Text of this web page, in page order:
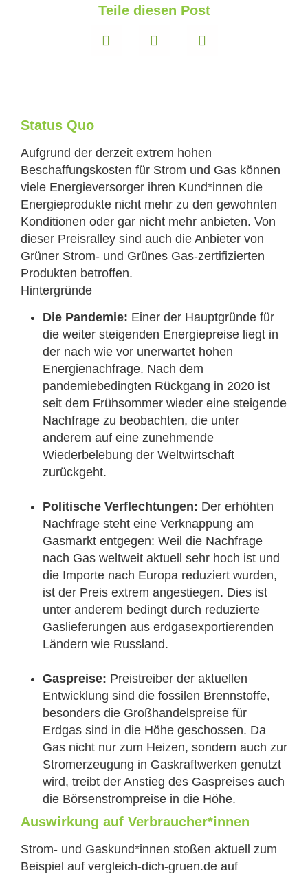
Teile diesen Post
Status Quo
Aufgrund der derzeit extrem hohen
Beschaffungskosten für Strom und Gas können
viele Energieversorger ihren Kund*innen die
Energieprodukte nicht mehr zu den gewohnten
Konditionen oder gar nicht mehr anbieten. Von
dieser Preisralley sind auch die Anbieter von
Grüner Strom- und Grünes Gas-zertifizierten
Produkten betroffen.
Hintergründe
Die Pandemie: Einer der Hauptgründe für
die weiter steigenden Energiepreise liegt in
der nach wie vor unerwartet hohen
Energienachfrage. Nach dem
pandemiebedingten Rückgang in 2020 ist
seit dem Frühsommer wieder eine steigende
Nachfrage zu beobachten, die unter
anderem auf eine zunehmende
Wiederbelebung der Weltwirtschaft
zurückgeht.
Politische Verflechtungen: Der erhöhten
Nachfrage steht eine Verknappung am
Gasmarkt entgegen: Weil die Nachfrage
nach Gas weltweit aktuell sehr hoch ist und
die Importe nach Europa reduziert wurden,
ist der Preis extrem angestiegen. Dies ist
unter anderem bedingt durch reduzierte
Gaslieferungen aus erdgasexportierenden
Ländern wie Russland.
Gaspreise: Preistreiber der aktuellen
Entwicklung sind die fossilen Brennstoffe,
besonders die Großhandelspreise für
Erdgas sind in die Höhe geschossen. Da
Gas nicht nur zum Heizen, sondern auch zur
Stromerzeugung in Gaskraftwerken genutzt
wird, treibt der Anstieg des Gaspreises auch
die Börsenstrompreise in die Höhe.
Auswirkung auf Verbraucher*innen
Strom- und Gaskund*innen stoßen aktuell zum
Beispiel auf vergleich-dich-gruen.de auf